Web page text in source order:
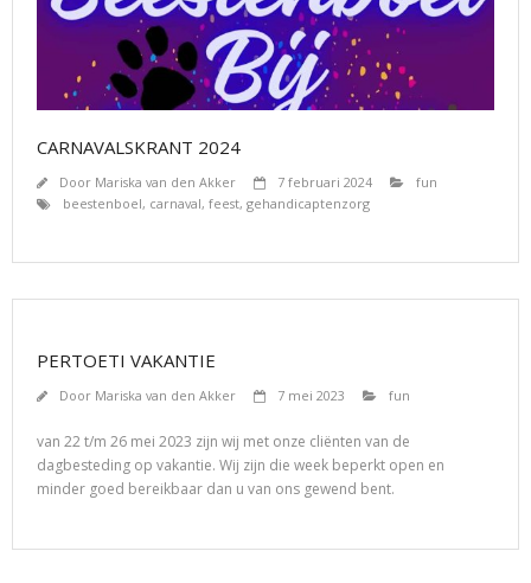
CARNAVALSKRANT 2024
Door Mariska van den Akker 7 februari 2024
fun
beestenboel, carnaval, feest, gehandicaptenzorg
PERTOETI VAKANTIE
Door Mariska van den Akker 7 mei 2023 fun
van 22 t/m 26 mei 2023 zijn wij met onze cliënten van de
dagbesteding op vakantie. Wij zijn die week beperkt open en
minder goed bereikbaar dan u van ons gewend bent.